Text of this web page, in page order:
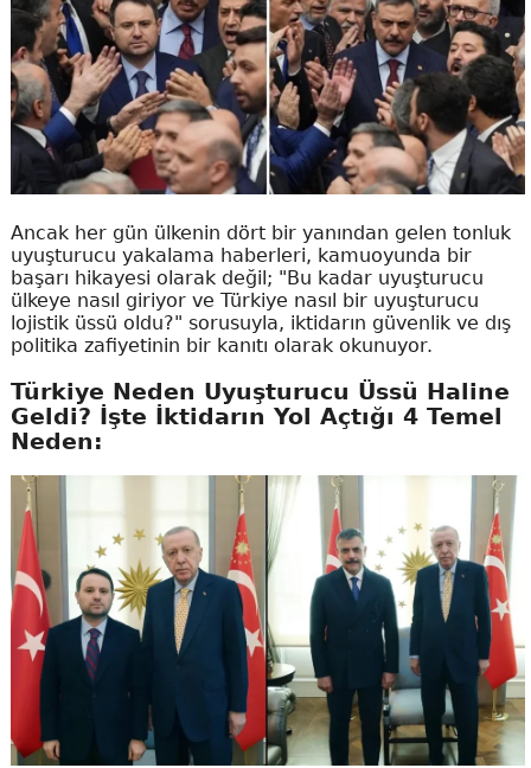
Ancak her gün ülkenin dört bir yanından gelen tonluk
uyuşturucu yakalama haberleri, kamuoyunda bir
başarı hikayesi olarak değil; "Bu kadar uyuşturucu
ülkeye nasıl giriyor ve Türkiye nasıl bir uyuşturucu
lojistik üssü oldu?" sorusuyla, iktidarın güvenlik ve dış
politika zafiyetinin bir kanıtı olarak okunuyor.
Türkiye Neden Uyuşturucu Üssü Haline
Geldi? İşte İktidarın Yol Açtığı 4 Temel
Neden: